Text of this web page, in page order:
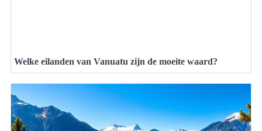
Welke eilanden van Vanuatu zijn de moeite waard?